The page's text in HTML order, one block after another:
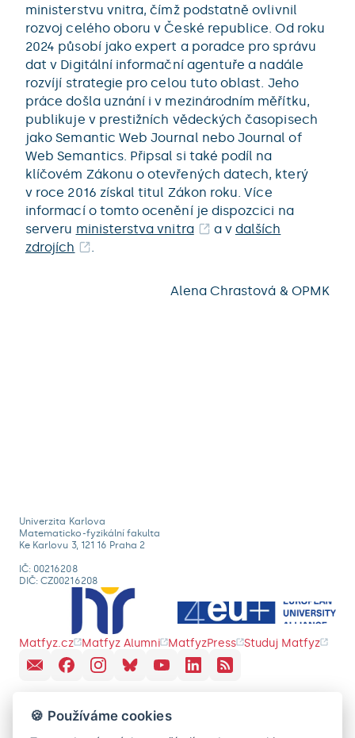
ministerstvu vnitra, čímž podstatně ovlivnil
rozvoj celého oboru v České republice. Od roku
2024 působí jako expert a poradce pro správu
dat v Digitální informační agentuře a nadále
rozvíjí strategie pro celou tuto oblast. Jeho
práce došla uznání i v mezinárodním měřítku,
publikuje v prestižních vědeckých časopisech
jako Semantic Web Journal nebo Journal of
Web Semantics. Připsal si také podíl na
klíčovém Zákonu o otevřených datech, který
v roce 2016 získal titul Zákon roku. Více
informací o tomto ocenění je dispozcici na
serveru ministerstva vnitra a v dalších
zdrojích
.
Alena Chrastová & OPMK
Univerzita Karlova
Matematicko-fyzikální fakulta
Ke Karlovu 3, 121 16 Praha 2
IČ: 00216208
DIČ: CZ00216208
Matfyz.cz Matfyz Alumni MatfyzPress Studuj Matfyz
🍪 Používáme cookies